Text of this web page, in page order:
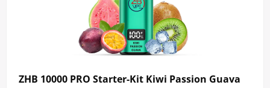
ZHB 10000 PRO Starter-Kit Kiwi Passion Guava